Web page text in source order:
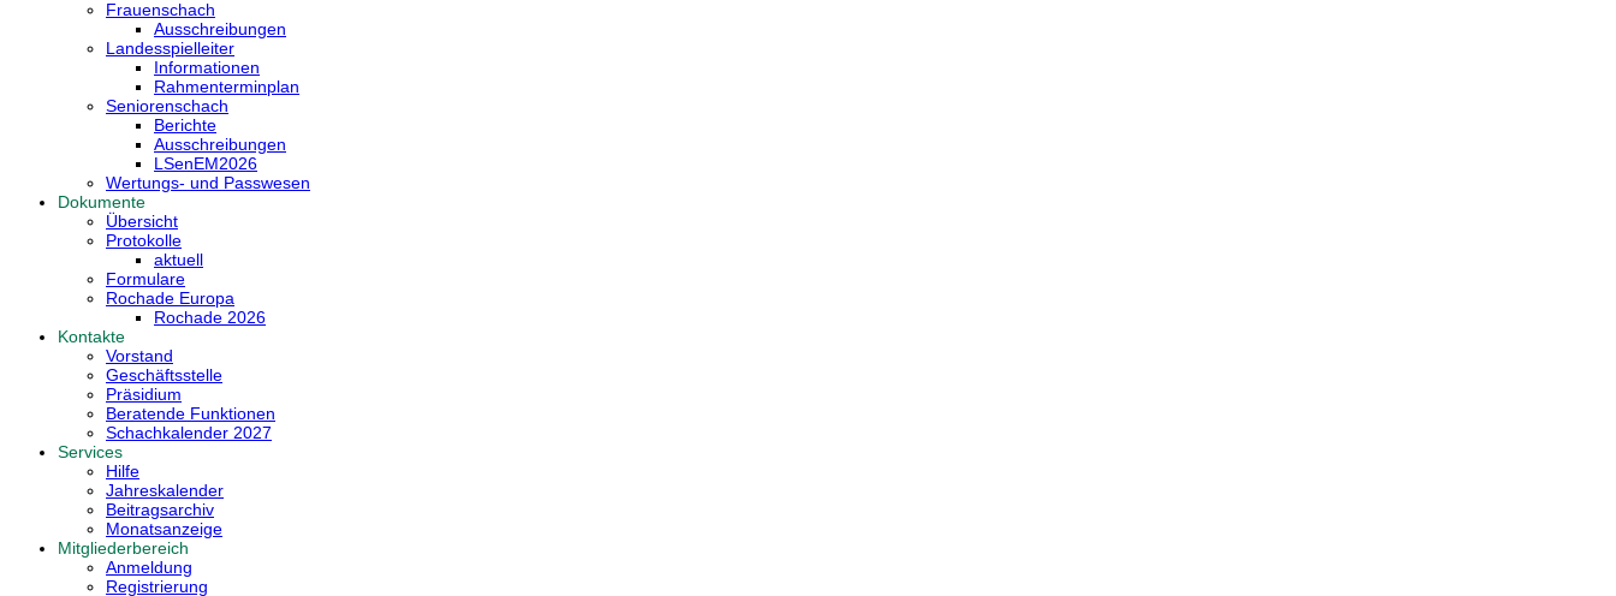
Frauenschach
Ausschreibungen
Landesspielleiter
Informationen
Rahmenterminplan
Seniorenschach
Berichte
Ausschreibungen
LSenEM2026
Wertungs- und Passwesen
Dokumente
Übersicht
Protokolle
aktuell
Formulare
Rochade Europa
Rochade 2026
Kontakte
Vorstand
Geschäftsstelle
Präsidium
Beratende Funktionen
Schachkalender 2027
Services
Hilfe
Jahreskalender
Beitragsarchiv
Monatsanzeige
Mitgliederbereich
Anmeldung
Registrierung